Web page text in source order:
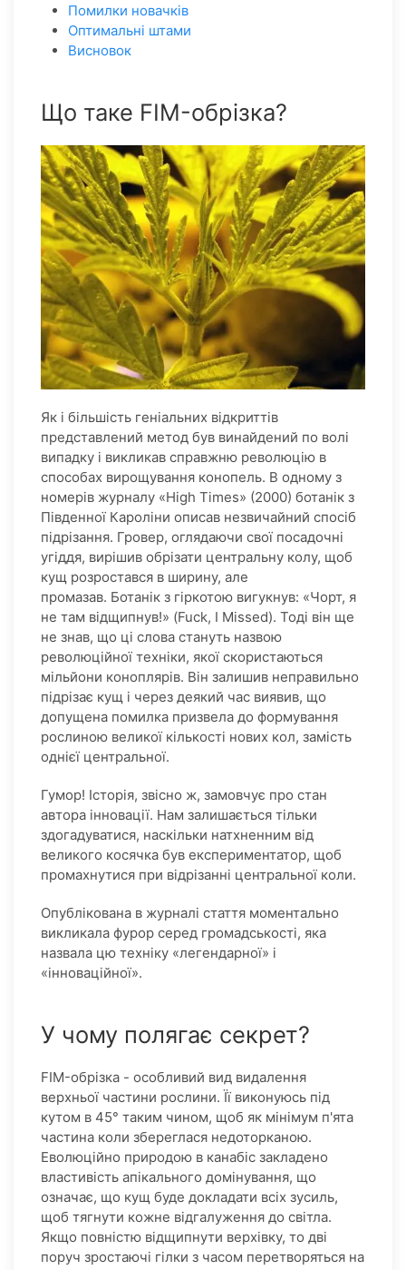
Помилки новачків
Оптимальні штами
Висновок
Що таке FIM-обрізка?
Як і більшість геніальних відкриттів
представлений метод був винайдений по волі
випадку і викликав справжню революцію в
способах вирощування конопель. В одному з
номерів журналу «High Times» (2000) ботанік з
Південної Кароліни описав незвичайний спосіб
підрізання. Гровер, оглядаючи свої посадочні
угіддя, вирішив обрізати центральну колу, щоб
кущ розростався в ширину, але
промазав. Ботанік з гіркотою вигукнув: «Чорт, я
не там відщипнув!» (Fuck, I Missed). Тоді він ще
не знав, що ці слова стануть назвою
революційної техніки, якої скористаються
мільйони коноплярів. Він залишив неправильно
підрізає кущ і через деякий час виявив, що
допущена помилка призвела до формування
рослиною великої кількості нових кол, замість
однієї центральної.
Гумор! Історія, звісно ж, замовчує про стан
автора інновації. Нам залишається тільки
здогадуватися, наскільки натхненним від
великого косячка був експериментатор, щоб
промахнутися при відрізанні центральної коли.
Опублікована в журналі стаття моментально
викликала фурор серед громадськості, яка
назвала цю техніку «легендарної» і
«інноваційної».
У чому полягає секрет?
FIM-обрізка - особливий вид видалення
верхньої частини рослини. Її виконуюсь під
кутом в 45° таким чином, щоб як мінімум п'ята
частина коли збереглася недоторканою.
Еволюційно природою в канабіс закладено
властивість апікального домінування, що
означає, що кущ буде докладати всіх зусиль,
щоб тягнути кожне відгалуження до світла.
Якщо повністю відщипнути верхівку, то дві
поруч зростаючі гілки з часом перетворяться на